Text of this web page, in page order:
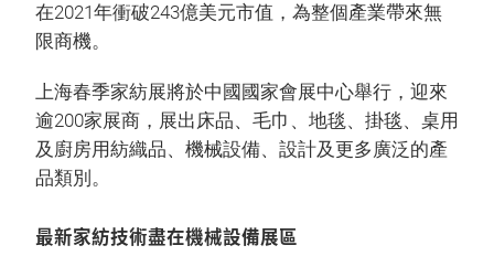
在2021年衝破243億美元市值，為整個產業帶來無
限商機。
上海春季家紡展將於中國國家會展中心舉行，迎來
逾200家展商，展出床品、毛巾、地毯、掛毯、桌用
及廚房用紡織品、機械設備、設計及更多廣泛的產
品類別。
最新家紡技術盡在機械設備展區